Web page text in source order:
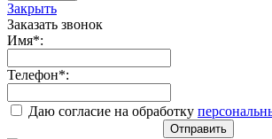
Закрыть
Заказать звонок
Имя*:
Телефон*:
Даю согласие на обработку
Отправить